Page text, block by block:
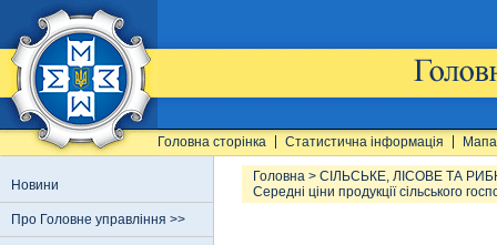
Головна сторінка Статистична інформація
Новини
Про Головне управління >>
Головна > СІЛЬСЬКЕ, ЛІСОВЕ ТА
Середні ціни продукції сільського